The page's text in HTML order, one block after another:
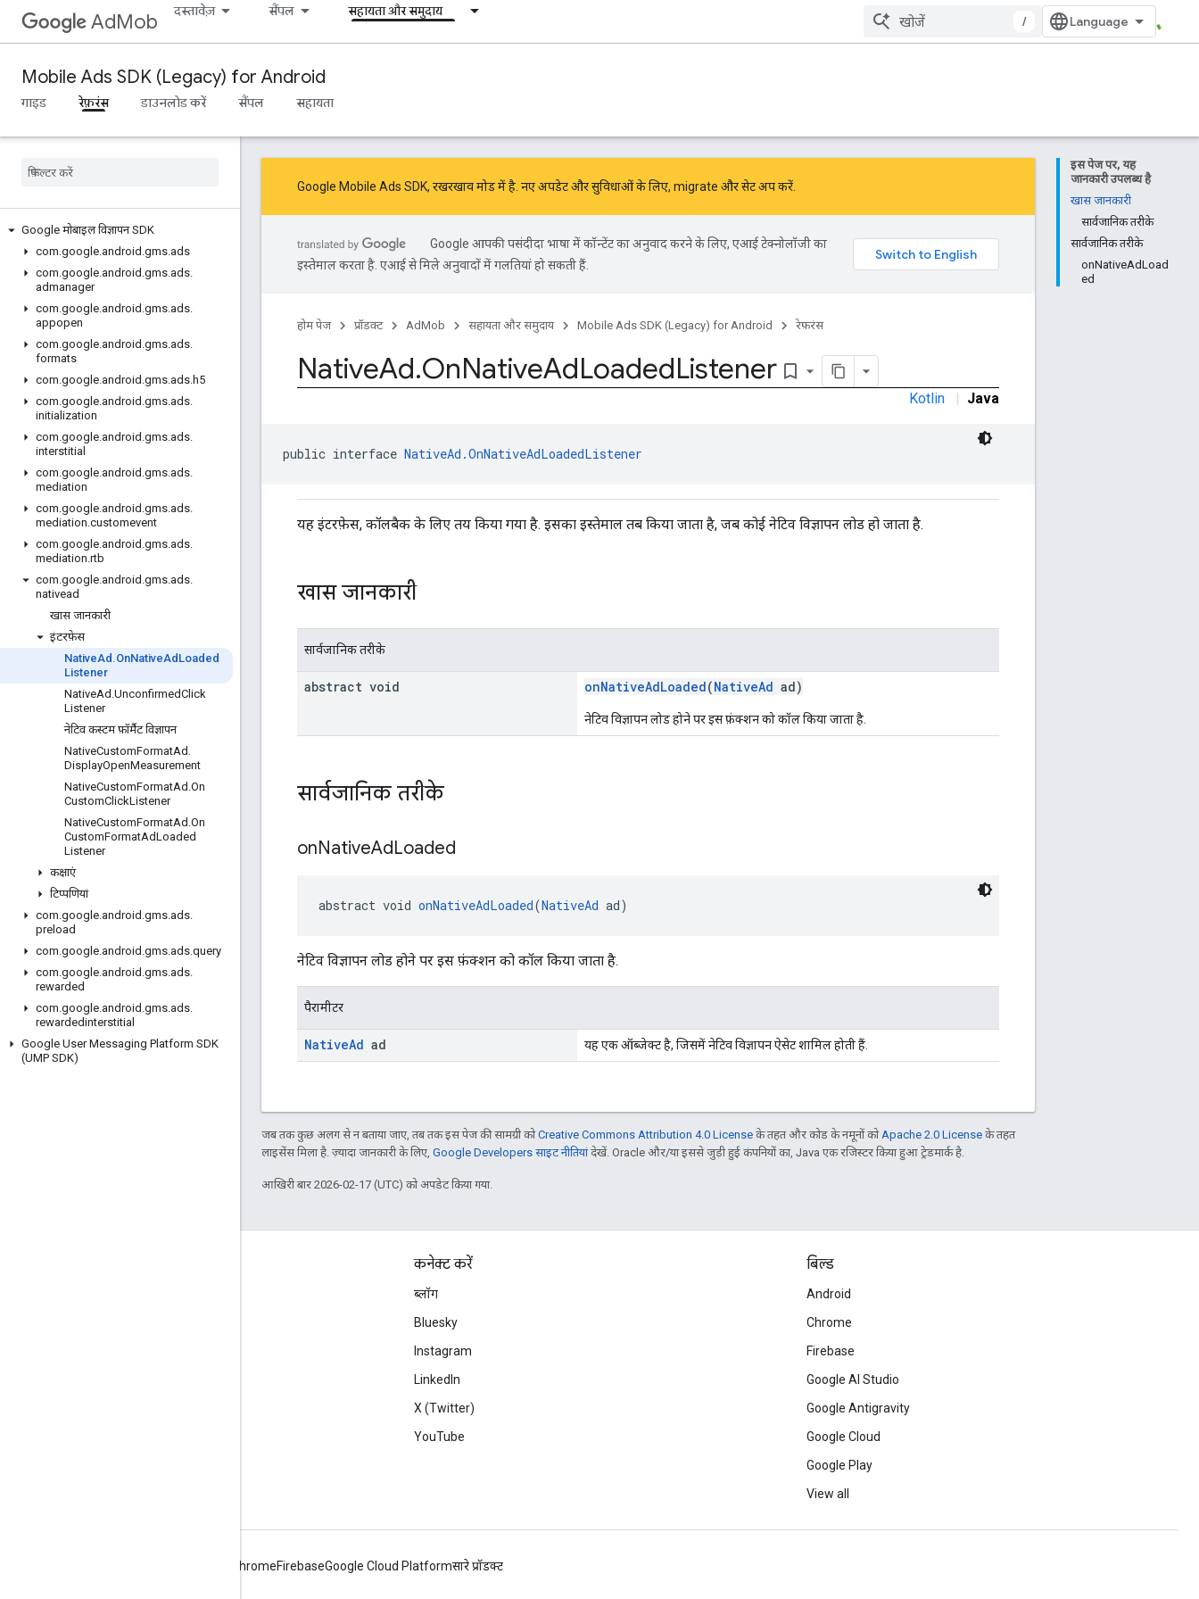
AdMob दस्तावेज़ सैंपल सहायता और समुदाय
/
Mobile Ads SDK (Legacy) for Android
गाइड रेफ़रंस डाउनलोड करें सैंपल सहायता
Google मोबाइल विज्ञापन SDK
com.google.android .gms.ads
com.google.android .gms.ads.
admanager
com.google.android .gms.ads.
appopen
com.google.android .gms.ads.
formats
com.google.android .gms.ads.h5
com.google.android .gms.ads.
initialization
com.google.android .gms.ads.
interstitial
com.google.android .gms.ads.
mediation
com.google.android .gms.ads.
mediation.customevent
com.google.android .gms.ads.
mediation.rtb
com.google.android .gms.ads.
nativead
खास जानकारी
इंटरफ़ेस
NativeAd .OnNativeAd Loaded
Listener
NativeAd .UnconfirmedClick
Listener
नेटिव कस्टम फ़ॉर्मैट विज्ञापन
NativeCustomFormatAd .
DisplayOpenMeasurement
NativeCustomFormatAd .On
CustomClickListener
NativeCustomFormatAd .On
CustomFormatAdLoaded
Listener
कक्षाएं
टिप्पणियां
com.google.android .gms.ads.
preload
com.google.android .gms.ads.query
com.google.android .gms.ads.
rewarded
com.google.android .gms.ads.
rewardedinterstitial
Google User Messaging Platform SDK
(UMP SDK)
इस पेज पर, यह
जानकारी उपलब्ध है
खास जानकारी
सार्वजानिक तरीके
सार्वजानिक तरीके
onNativeAdLoad
ed
Google Mobile Ads SDK, रखरखाव मोड में है. नए अपडेट और सुविधाओं के लिए, migrate औरसेट अप करें
Google आपकी पसंदीदा भाषा में कॉन्टेंट का अनुवाद करने के लिए, एआई टेक्नोलॉजी का
इस्तेमाल करता है. एआई से मिले अनुवादों में गलतियां हो सकती हैं.
होम पेज प्रॉडक्ट AdMob सहायता और समुदाय Mobile Ads SDK (Legacy) for Android रेफ़रंस
NativeAd.OnNativeAdLoadedListener bookmark_border
Kotlin | Java
public interface NativeAd.OnNativeAdLoadedListener
यह इंटरफ़ेस, कॉलबैक के लिए तय किया गया है. इसका इस्तेमाल तब किया जाता है, जब कोई नेटिव विज्ञापन लोड हो जाता है.
खास जानकारी
सार्वजानिक तरीके
abstract void onNativeAdLoaded(NativeAd ad)
नेटिव विज्ञापन लोड होने पर इस फ़ंक्शन को कॉल किया जाता है.
सार्वजानिक तरीके
onNativeAdLoaded
abstract void onNativeAdLoaded(NativeAd ad)
नेटिव विज्ञापन लोड होने पर इस फ़ंक्शन को कॉल किया जाता है.
पैरामीटर
NativeAd ad यह एक ऑब्जेक्ट है, जिसमें नेटिव विज्ञापन ऐसेट शामिल होती हैं.
जब तक कुछ अलग से न बताया जाए, तब तक इस पेज की सामग्री कोCreative Commons Attribution 4.0 License के तहत और कोड के नमूनों को Apache 2.0 License के तहत
लाइसेंस मिला है. ज़्यादा जानकारी के लिए, Google Developers साइट नीतियांदेखें. Oracle और/या इससे जुड़ी हुई कंपनियों का, Java एक रजिस्टर किया हुआ ट्रेडमार्क है.
आखिरी बार 2026-02-17 (UTC) को अपडेट किया गया.
कनेक्ट करें
ब्लॉग
Bluesky
Instagram
LinkedIn
X (Twitter)
YouTube
बिल्ड
Android
Chrome
Firebase
Google AI Studio
Google Antigravity
Google Cloud
Google Play
View all
ChromeFirebaseGoogle Cloud Platformसारे प्रॉडक्ट